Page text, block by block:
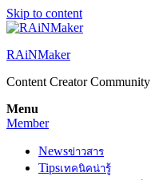
Skip to content
RAiNMaker
Content Creator Community
Menu
Member
Newsข่าวสาร
Tipsเทคนิคน่ารู้